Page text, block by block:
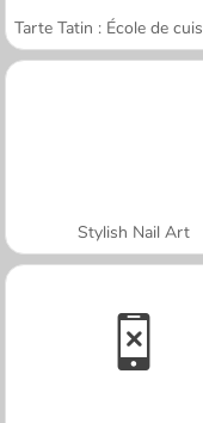
Stylish Nail Art